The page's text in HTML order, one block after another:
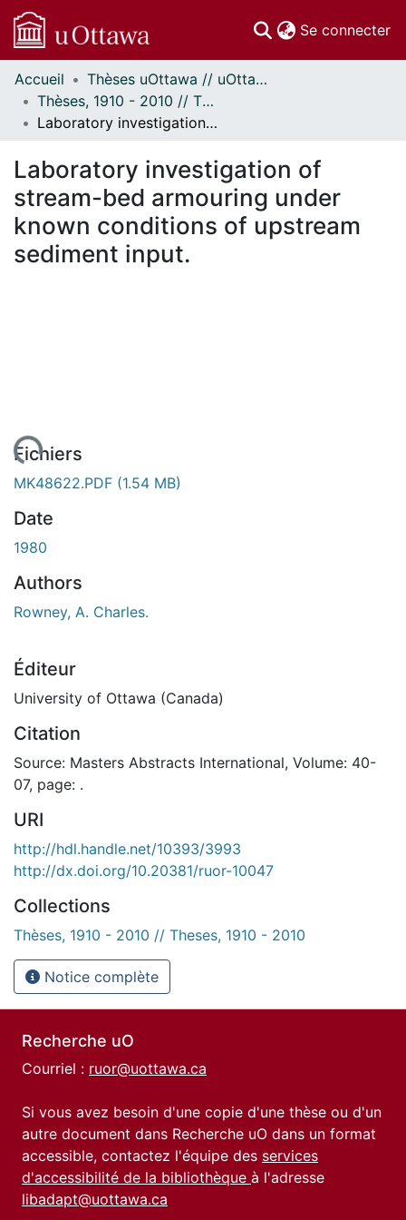
Se connecter
Communautés
et collections
Parcourir
À propos
Accueil
Thèses uOttawa // uOttawa Theses
Thèses, 1910 - 2010 // Theses, 1910 - 2010
Laboratory investigation of stream-bed armouring under known conditions of upstream sediment input.
Laboratory investigation of
stream-bed armouring under
known conditions of upstream
sediment input.
En cours de chargement...
Fichiers
MK48622.PDF (1.54 MB)
Date
1980
Authors
Rowney, A. Charles.
Éditeur
University of Ottawa (Canada)
Citation
Source: Masters Abstracts International, Volume: 40-
07, page: .
URI
http://hdl.handle.net/10393/3993
http://dx.doi.org/10.20381/ruor-10047
Collections
Thèses, 1910 - 2010 // Theses, 1910 - 2010
Notice complète
Recherche uO
Courriel : ruor@uottawa.ca
Si vous avez besoin d'une copie d'une thèse ou d'un
autre document dans Recherche uO dans un format
accessible, contactez l'équipe des services
d'accessibilité de la bibliothèque à l'adresse
libadapt@uottawa.ca